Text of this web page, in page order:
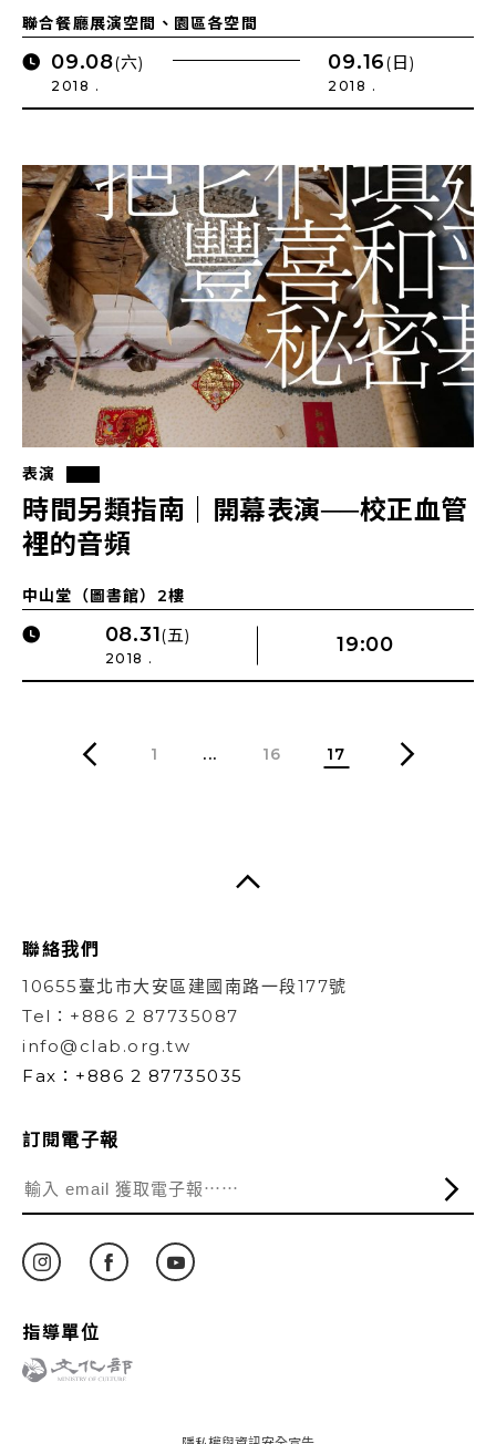
聯合餐廳展演空間、園區各空間
09.08(六)
2018 .
09.16(日)
2018 .
表演
時間另類指南｜開幕表演──校正血管
裡的音頻
中山堂（圖書館）2樓
08.31(五)
2018 .
19:00
1 ... 16 17
聯絡我們
10655臺北市大安區建國南路一段177號
Tel：+886 2 87735087
info@clab.org.tw
Fax：+886 2 87735035
訂閱電子報
指導單位